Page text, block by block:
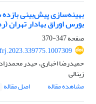
بهینه‌سازی پیش‌بینی
بورس اوراق بهادار
صفحه347-370
حمیدرضا اخباری، حیدر
زینالی
مشاهده مقاله
اصل مقاله